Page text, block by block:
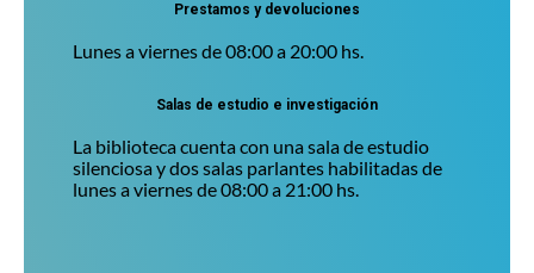
Prestamos y devoluciones
Lunes a viernes de 08:00 a 20:00 hs.
Salas de estudio e investigación
La biblioteca cuenta con una sala de estudio
silenciosa y dos salas parlantes habilitadas de
lunes a viernes de 08:00 a 21:00 hs.